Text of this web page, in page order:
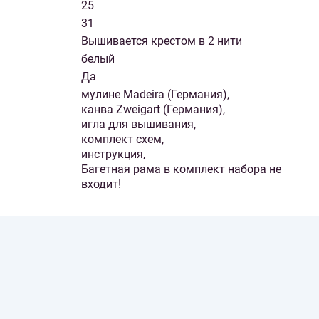
25
31
Вышивается крестом в 2 нити
белый
Да
мулине Madeira (Германия),
канва Zweigart (Германия),
игла для вышивания,
комплект схем,
инструкция,
Багетная рама в комплект набора не
входит!